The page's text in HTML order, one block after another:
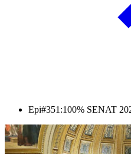
Epi#351:100% SENAT